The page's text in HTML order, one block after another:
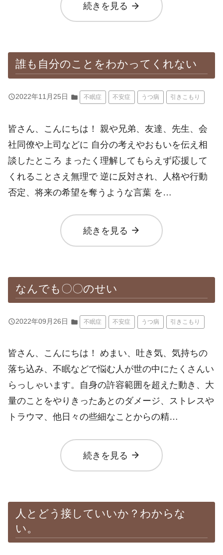
続きを見る arrow_forward
誰も自分のことをわかってくれない
query_builder2022年11月25日 folder 不眠症 不安症 うつ病 引きこもり
皆さん、こんにちは！ 親や兄弟、友達、先生、会
社同僚や上司などに 自分の考えやおもいを伝え相
談したところ まったく理解してもらえず応援して
くれることさえ無理で 逆に反対され、人格や行動
否定、将来の希望を奪うような言葉 を…
続きを見る arrow_forward
なんでも〇〇のせい
query_builder2022年09月26日 folder 不眠症 不安症 うつ病 引きこもり
皆さん、こんにちは！ めまい、吐き気、気持ちの
落ち込み、不眠などで悩む人が世の中にたくさんい
らっしゃいます。自身の許容範囲を超えた動き、大
量のことをやりきったあとのダメージ、ストレスや
トラウマ、他日々の些細なことからの精…
続きを見る arrow_forward
人とどう接していいか？わからな
い。